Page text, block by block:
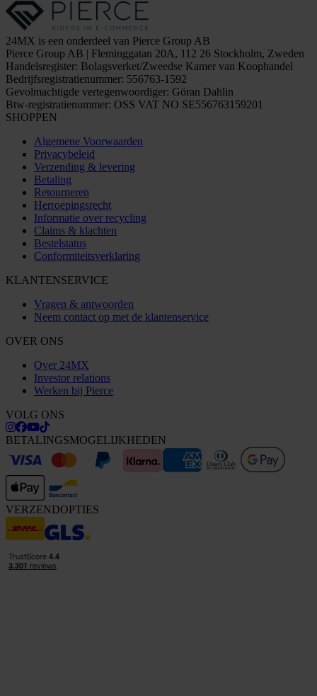
24MX is een onderdeel van Pierce Group AB
Pierce Group AB | Fleminggatan 20A, 112 26 Stockholm, Zweden
Handelsregister: Bolagsverket/Zweedse Kamer van Koophandel
Bedrijfsregistratienummer: 556763-1592
Gevolmachtigde vertegenwoordiger: Göran Dahlin
Btw-registratienummer: OSS VAT NO SE556763159201
SHOPPEN
Algemene Voorwaarden
Privacybeleid
Verzending & levering
Betaling
Retourneren
Herroepingsrecht
Informatie over recycling
Claims & klachten
Bestelstatus
Conformiteitsverklaring
KLANTENSERVICE
Vragen & antwoorden
Neem contact op met de klantenservice
OVER ONS
Over 24MX
Investor relations
Werken bij Pierce
VOLG ONS
BETALINGSMOGELIJKHEDEN
VERZENDOPTIES